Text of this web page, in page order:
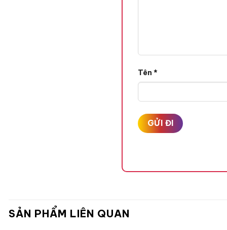
này vẫn toát lên thiết kế
Tên*
SẢN PHẨM LIÊN QUAN